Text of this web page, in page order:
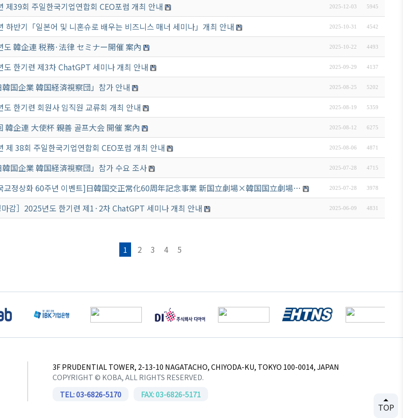
제39회 주일한국기업연합회 CEO포럼 개최 안내 2025-12-03 5945
하반기「일본어 및 니혼슈로 배우는 비즈니스 매너 세미나」개최 안내 2025-10-31 4542
도 韓企連 税務·法律 セミナー開催 案內 2025-10-22 4493
도 한기련 제3차 ChatGPT 세미나 개최 안내 2025-09-29 4137
韓国企業 韓国経済視察団」참가 안내 2025-08-25 5202
도 한기련 회원사 임직원 교류회 개최 안내 2025-08-19 5359
韓企連 大使杯 親善 골프大会 開催 案內 2025-08-12 6275
제 38회 주일한국기업연합회 CEO포럼 개최 안내 2025-08-06 4871
韓国企業 韓国経済視察団」참가 수요 조사 2025-07-28 4715
교정상화 60주년 이벤트]日韓国交正常化60周年記念事業 新国立劇場×韓国国立劇場… 2025-07-28 3978
마감］2025년도 한기련 제1·2차 ChatGPT 세미나 개최 안내 2025-06-09 4831
1 2 3 4 5
3F PRUDENTIAL TOWER, 2-13-10 NAGATACHO, CHIYODA-KU, TOKYO 100-0014, JAPAN
COPYRIGHT © KOBA, ALL RIGHTS RESERVED.
TEL: 03-6826-5170
FAX: 03-6826-5171
TOP